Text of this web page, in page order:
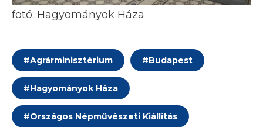
fotó: Hagyományok Háza
#Agrárminisztérium #Budapest
#Hagyományok Háza
#Országos Népművészeti Kiállítás